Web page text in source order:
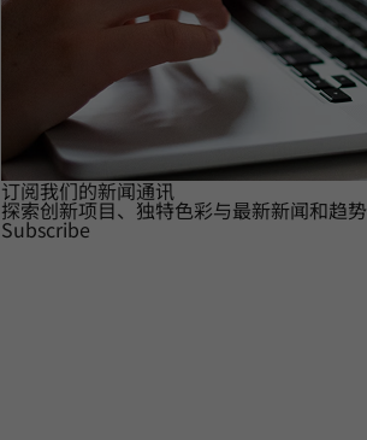
订阅我们的新闻通讯
探索创新项目、独特色彩与最新新闻和趋势
Subscribe